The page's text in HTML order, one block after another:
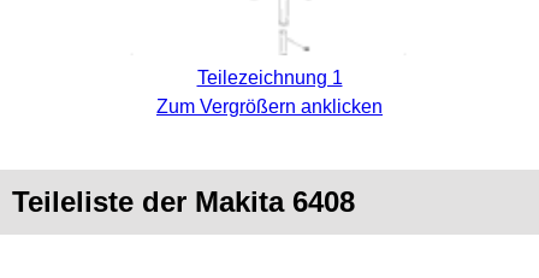
Teilezeichnung 1
Zum Vergrößern anklicken
Teileliste der Makita 6408